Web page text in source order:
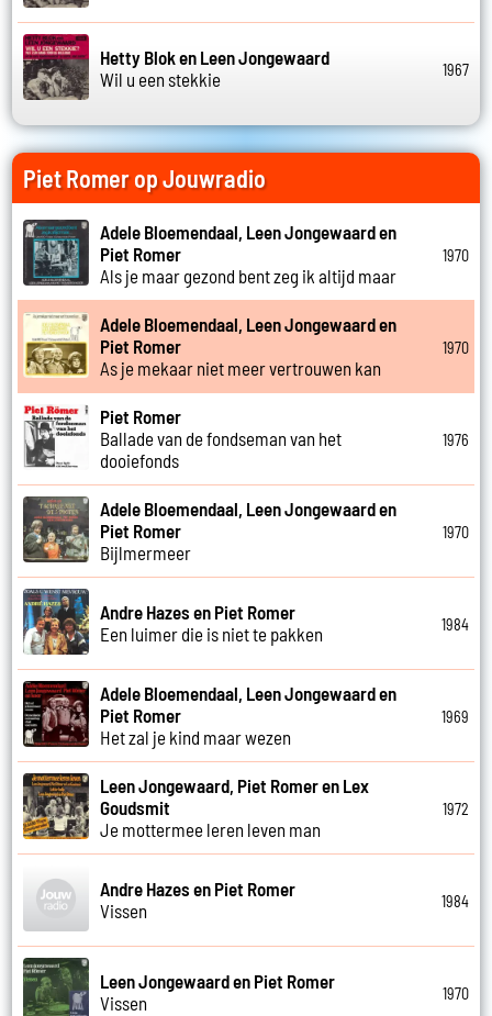
Hetty Blok en Leen Jongewaard
Wil u een stekkie
1967
Piet Romer op Jouwradio
Adele Bloemendaal, Leen Jongewaard en
Piet Romer
Als je maar gezond bent zeg ik altijd maar
1970
Adele Bloemendaal, Leen Jongewaard en
Piet Romer
As je mekaar niet meer vertrouwen kan
1970
Piet Romer
Ballade van de fondseman van het
dooiefonds
1976
Adele Bloemendaal, Leen Jongewaard en
Piet Romer
Bijlmermeer
1970
Andre Hazes en Piet Romer
Een luimer die is niet te pakken
1984
Adele Bloemendaal, Leen Jongewaard en
Piet Romer
Het zal je kind maar wezen
1969
Leen Jongewaard, Piet Romer en Lex
Goudsmit
Je mottermee leren leven man
1972
Andre Hazes en Piet Romer
Vissen
1984
Leen Jongewaard en Piet Romer
Vissen
1970